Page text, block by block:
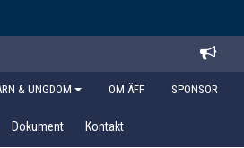
& UNGDOM OM ÄFF SPONSOR
Dokument Kontakt